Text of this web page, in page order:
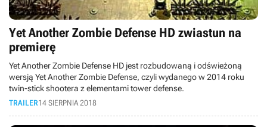
Yet Another Zombie Defense HD zwiastun na
premierę
Yet Another Zombie Defense HD jest rozbudowaną i odświeżoną
wersją Yet Another Zombie Defense, czyli wydanego w 2014 roku
twin-stick shootera z elementami tower defense.
TRAILER14 SIERPNIA 2018